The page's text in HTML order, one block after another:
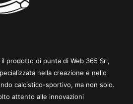
prodotto di punta di Web 365 Srl,
nella creazione e nello
calcistico-sportivo, ma non solo.
attento alle innovazioni